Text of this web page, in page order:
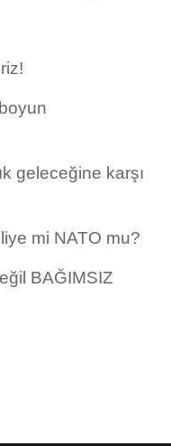
geleceğine karşı
mi NATO mu?
BAĞIMSIZ